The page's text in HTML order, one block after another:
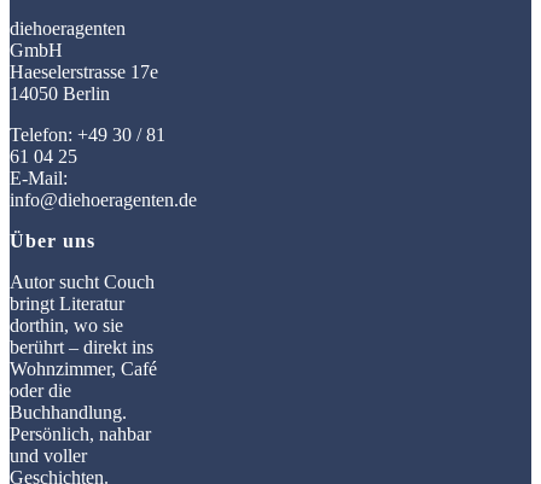
diehoeragenten
GmbH
Haeselerstrasse 17e
14050 Berlin
Telefon: +49 30 / 81
61 04 25
E-Mail:
info@diehoeragenten.de
Über uns
Autor sucht Couch
bringt Literatur
dorthin, wo sie
berührt – direkt ins
Wohnzimmer, Café
oder die
Buchhandlung.
Persönlich, nahbar
und voller
Geschichten.